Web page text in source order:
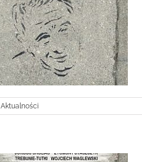
Aktualności